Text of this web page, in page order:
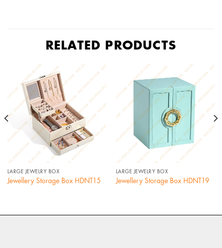
RELATED PRODUCTS
LARGE JEWELRY BOX
Jewellery Storage Box HDNT15
LARGE JEWELRY BOX
Jewellery Storage Box HDNT19